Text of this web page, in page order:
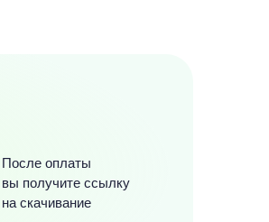
После оплаты
вы получите ссылку
на скачивание